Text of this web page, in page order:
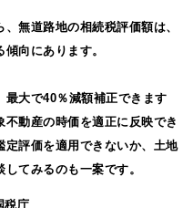
無道路地の相続税評価額は、
向にあります。
大で40％減額補正できます
動産の時価を適正に反映でき
評価を適用できないか、土地
てみるのも一案です。
税庁